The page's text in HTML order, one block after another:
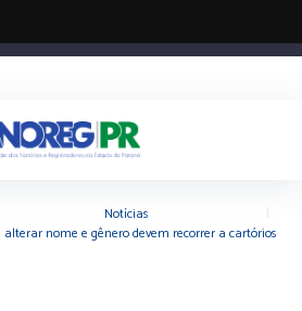
Notícias
alterar nome e gênero devem recorrer a cartórios